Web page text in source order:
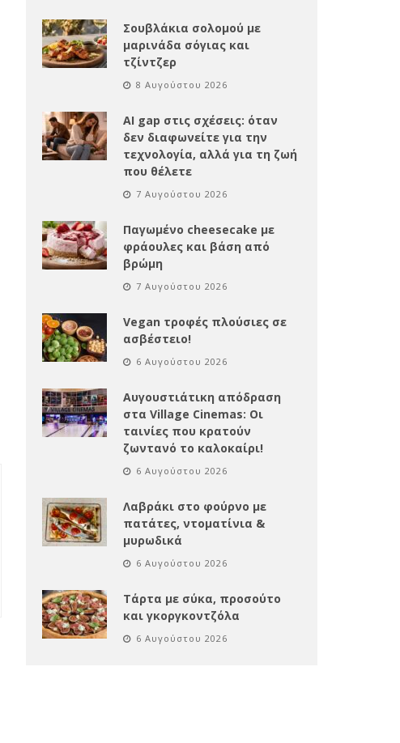
Σουβλάκια σολομού με
μαρινάδα σόγιας και
τζίντζερ
8 Αυγούστου 2026
AI gap στις σχέσεις: όταν
δεν διαφωνείτε για την
τεχνολογία, αλλά για τη ζωή
που θέλετε
7 Αυγούστου 2026
Παγωμένο cheesecake με
φράουλες και βάση από
βρώμη
7 Αυγούστου 2026
Vegan τροφές πλούσιες σε
ασβέστειο!
6 Αυγούστου 2026
Αυγουστιάτικη απόδραση
στα Village Cinemas: Οι
ταινίες που κρατούν
ζωντανό το καλοκαίρι!
6 Αυγούστου 2026
Λαβράκι στο φούρνο με
πατάτες, ντοματίνια &
μυρωδικά
6 Αυγούστου 2026
Τάρτα με σύκα, προσούτο
και γκοργκοντζόλα
6 Αυγούστου 2026